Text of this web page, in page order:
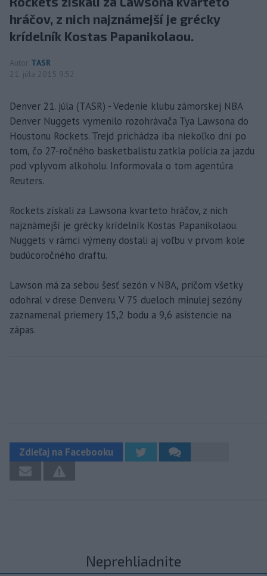
hráčov, z nich najznámejší je grécky
krídelník Kostas Papanikolaou.
Autor TASR
21. júla 2015 9:52
Denver 21. júla (TASR) - Vedenie klubu zámorskej NBA
Denver Nuggets vymenilo rozohrávača Tya Lawsona do
Houstonu Rockets. Trejd prichádza iba niekoľko dní po
tom, čo 27-ročného basketbalistu zatkla polícia za jazdu
pod vplyvom alkoholu. Informovala o tom agentúra
Reuters.
Rockets získali za Lawsona kvarteto hráčov, z nich
najznámejší je grécky krídelník Kostas Papanikolaou.
Nuggets v rámci výmeny dostali aj voľbu v prvom kole
budúcoročného draftu.
Lawson má za sebou šesť sezón v NBA, pričom všetky
odohral v drese Denveru. V 75 dueloch minulej sezóny
zaznamenal priemery 15,2 bodu a 9,6 asistencie na
zápas.
Zdieľaj na Facebooku
Neprehliadnite